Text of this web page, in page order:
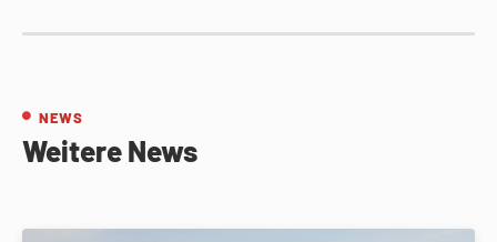
NEWS
Weitere News